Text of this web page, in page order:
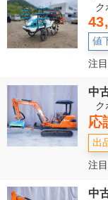
値
注
中
応
出
注
中